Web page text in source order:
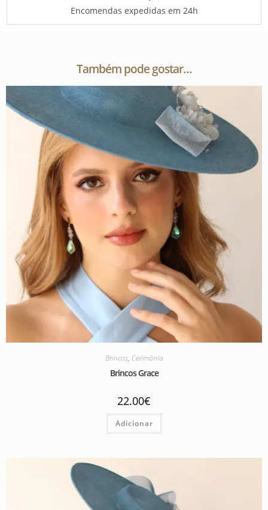
Encomendas expedidas em 24h
Também pode gostar…
Brincos, Cerimónia
Brincos Grace
22.00€
Adicionar